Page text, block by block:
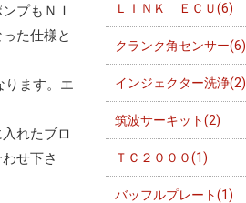
プもＮＩ
た仕様と
ります。エ
れたブロ
せ下さ
ＬＩＮＫ ＥＣＵ(6)
クランク角センサー(6)
インジェクター洗浄(2)
筑波サーキット(2)
ＴＣ２０００(1)
バッフルプレート(1)